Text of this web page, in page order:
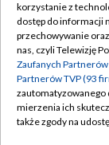
Abonament
Emisja w TVP
Centrum
Naziemna
korzystanie z
dostęp do informacji
przechowywanie
nas, czyli Telewizję
Zaufanych
Partnerów TVP (93
zautomatyzowanego
mierzenia ich
także zgody na